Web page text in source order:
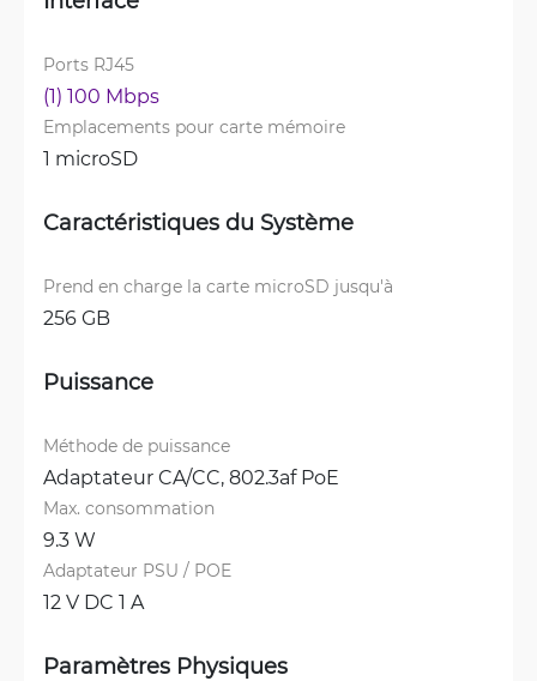
Ports RJ45
(1) 100 Mbps
Emplacements pour carte mémoire
1 microSD
Caractéristiques du Système
Prend en charge la carte microSD jusqu'à
256 GB
Puissance
Méthode de puissance
Adaptateur CA/CC, 802.3af PoE
Max. consommation
9.3 W
Adaptateur PSU / POE
12 V DC 1 A
Paramètres Physiques